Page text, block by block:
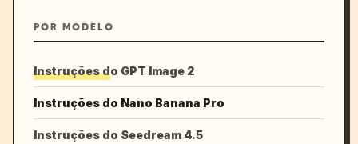
POR MODELO
Instruções do GPT Image 2
Instruções do Nano Banana Pro
Instruções do Seedream 4.5